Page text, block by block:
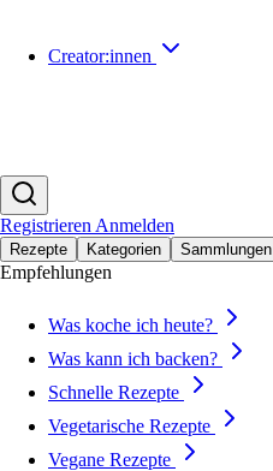
Creator:innen
Registrieren Anmelden
Rezepte Kategorien Sammlungen
Empfehlungen
Was koche ich heute?
Was kann ich backen?
Schnelle Rezepte
Vegetarische Rezepte
Vegane Rezepte